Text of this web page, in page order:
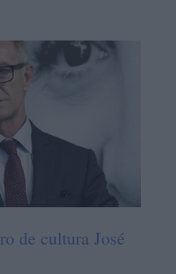
de cultura José